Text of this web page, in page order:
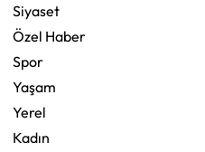
Siyaset
Özel Haber
Spor
Yaşam
Yerel
Kadın